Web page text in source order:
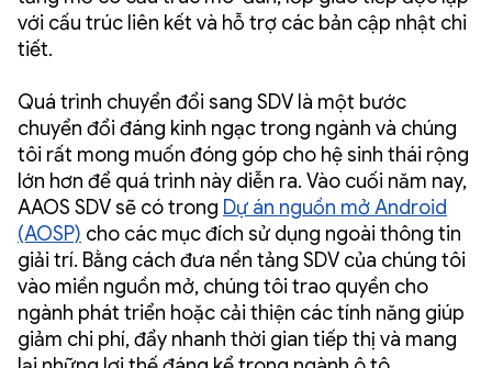
với cấu trúc liên kết và hỗ trợ các bản cập nhật chi
tiết.
Quá trình chuyển đổi sang SDV là một bước
chuyển đổi đáng kinh ngạc trong ngành và chúng
tôi rất mong muốn đóng góp cho hệ sinh thái rộng
lớn hơn để quá trình này diễn ra. Vào cuối năm nay,
AAOS SDV sẽ có trong Dự án nguồn mở Android
(AOSP) cho các mục đích sử dụng ngoài thông tin
giải trí. Bằng cách đưa nền tảng SDV của chúng tôi
vào miền nguồn mở, chúng tôi trao quyền cho
ngành phát triển hoặc cải thiện các tính năng giúp
giảm chi phí, đẩy nhanh thời gian tiếp thị và mang